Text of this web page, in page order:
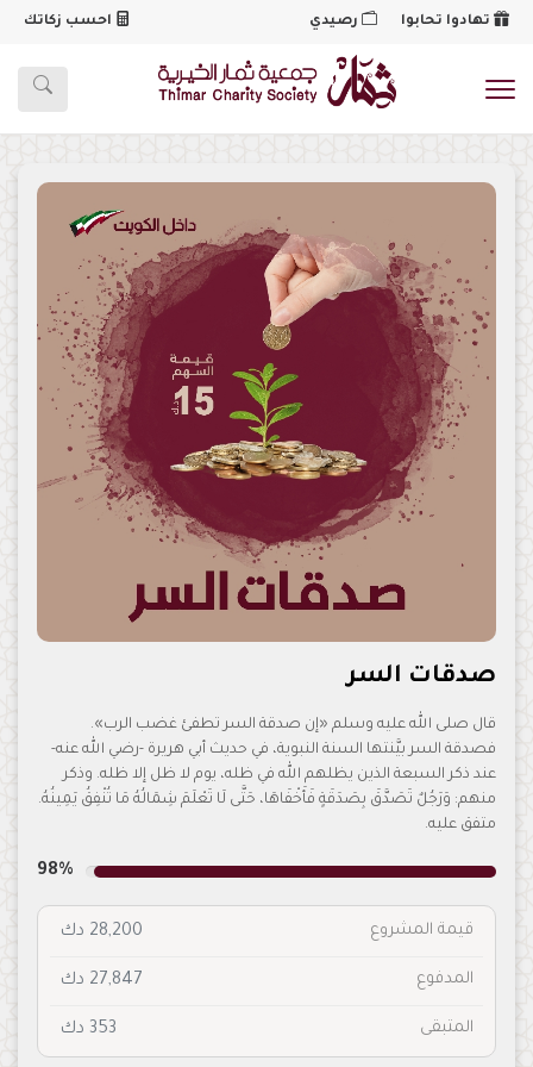
تهادوا تحابوا رصيدي احسب زكاتك
شعار
صدقات السر
قال صلى الله عليه وسلم «إن صدقة السر تطفئ غضب الرب».
فصدقة السر بيَّنتها السنة النبوية، في حديث أبي هريرة -رضي الله عنه-
عند ذكر السبعة الذين يظلهم الله في ظله، يوم لا ظل إلا ظله. وذكر
منهم: وَرَجُلٌ تَصَدَّقَ بِصَدَقَةٍ فَأَخْفَاهَا، حَتَّى لَا تَعْلَمَ شِمَالُهُ مَا تُنْفِقُ يَمِينُهُ.
متفق عليه.
98%
قيمة المشروع 28,200 دك
المدفوع 27,847 دك
المتبقى 353 دك